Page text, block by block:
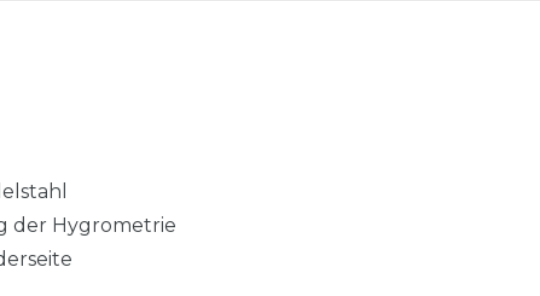
der Hygrometrie